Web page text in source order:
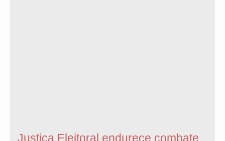
Justiça Eleitoral endurece combate